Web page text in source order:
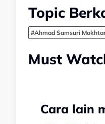
Topic
#Ahmad Samsuri
Must
Cara lain